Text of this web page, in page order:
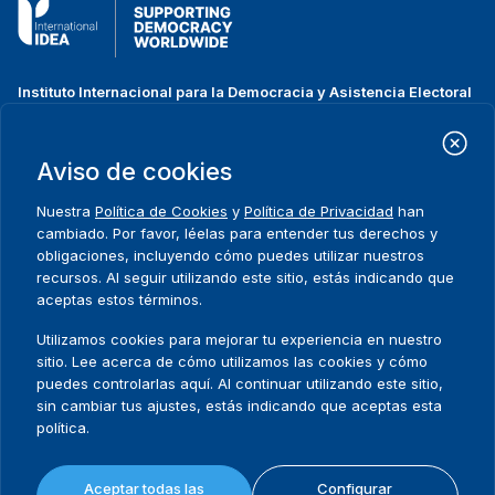
Instituto Internacional para la Democracia y Asistencia Electoral
Strömsborgsbron 1
SE-103 34 Estocolmo
+46 8 698 37 00
Footer
menu
Inicio
Sobre nosotros
Dónde trabajamos
Publicaciones
Datos y herramientas
Projectos
Prensa
Contact
Release Agreement Form
Términos y condiciones
Aviso de cookies
Nuestra Política de Cookies y Política de Privacidad han
cambiado. Por favor, léelas para entender tus derechos y
obligaciones, incluyendo cómo puedes utilizar nuestros
recursos. Al seguir utilizando este sitio, estás indicando que
aceptas estos términos.
Utilizamos cookies para mejorar tu experiencia en nuestro
sitio. Lee acerca de cómo utilizamos las cookies y cómo
puedes controlarlas aquí. Al continuar utilizando este sitio,
sin cambiar tus ajustes, estás indicando que aceptas esta
política.
Aceptar todas las Configurar